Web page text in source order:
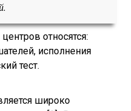
относятся:
исполнения
тест.
широко